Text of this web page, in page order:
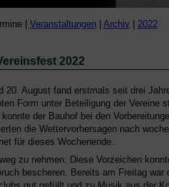
| Veranstaltungen| Archiv 2022
2022
20. August fand erstmals seit drei
Form unter Beteiligung der Vereine
der Bauhof bei den
die Wettervorhersagen nach
für dieses Wochenende.
zu nehmen: Diese Vorzeichen
bescheren. Bereits am Freitag